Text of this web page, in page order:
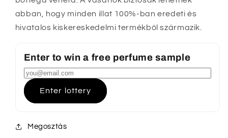
abban, hogy minden illat 100%-ban eredeti és
hivatalos kiskereskedelmi termékből származik.
Enter to win a free perfume sample
Enter lottery
Megosztás